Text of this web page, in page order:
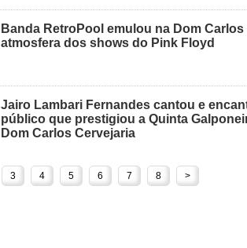
Banda RetroPool emulou na Dom Carlos
atmosfera dos shows do Pink Floyd
Jairo Lambari Fernandes cantou e
público que prestigiou a Quinta
Dom Carlos Cervejaria
3 4 5 6 7 8 >